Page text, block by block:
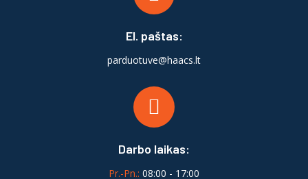
El. paštas:
parduotuve@haacs.lt
Darbo laikas:
Pr.-Pn.: 08:00 - 17:00